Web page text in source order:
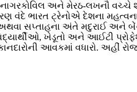
અને મેરઠ-લખનૌ વચ્ચે
ભારત ટ્રેનોએ દેશના
અથવા સપ્તાહના અંતે મદુરાઈ
ખેડૂતો અને આઈટી
આવકમાં વધારો. અહીં